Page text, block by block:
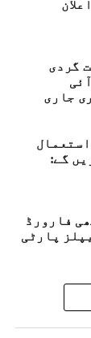
گردی
جاری
استعمال
گے:
فارورڈ
کی پیپلز پارٹی